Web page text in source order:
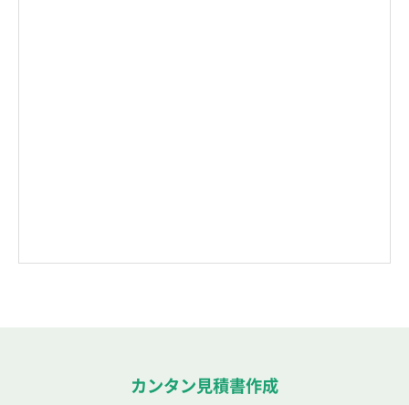
カンタン見積書作成